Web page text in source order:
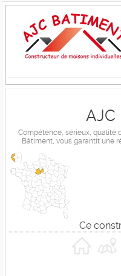
AJC
Compétence, sérieux, qualité
Bâtiment, vous garantit une
Ce